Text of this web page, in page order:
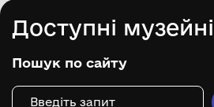
Доступні
Пошук по сайту